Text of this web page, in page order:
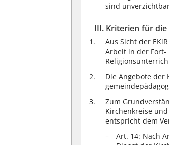
sind
III. Kriterien für
Aus Sicht der
Arbeit in der
Die Angebote der
Zum
Kirchenkreise
entspricht dem
Art. 14: Nach